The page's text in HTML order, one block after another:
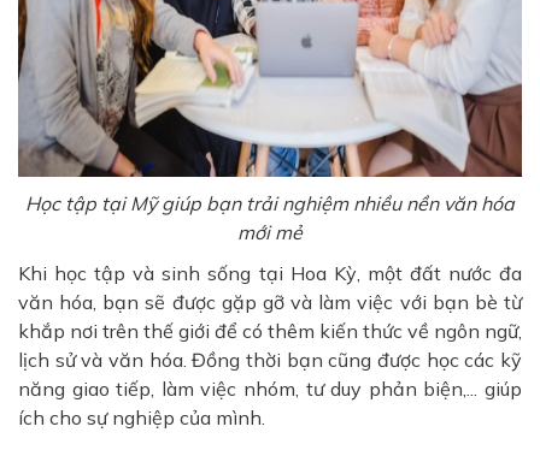
Học tập tại Mỹ giúp bạn trải nghiệm nhiều nền văn hóa
mới mẻ
Khi học tập và sinh sống tại Hoa Kỳ, một đất nước đa
văn hóa, bạn sẽ được gặp gỡ và làm việc với bạn bè từ
khắp nơi trên thế giới để có thêm kiến ​​thức về ngôn ngữ,
lịch sử và văn hóa. Đồng thời bạn cũng được học các kỹ
năng giao tiếp, làm việc nhóm, tư duy phản biện,... giúp
ích cho sự nghiệp của mình.